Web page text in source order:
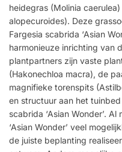
heidegras (Molinia
alopecuroides). Deze
Fargesia scabrida ‘Asian
harmonieuze inrichting van
plantpartners zijn vaste
(Hakonechloa macra), de
magnifieke torenspits
en structuur aan het
scabrida ‘Asian Wonder’.
‘Asian Wonder’ veel
de juiste beplanting